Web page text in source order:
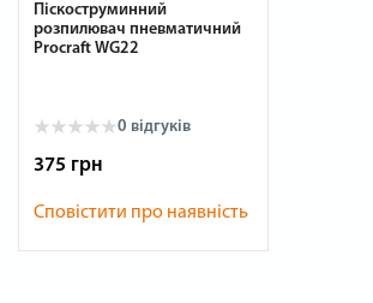
Піскоструминний
розпилювач пневматичний
Procraft WG22
0 відгуків
375 грн
Сповістити про наявність